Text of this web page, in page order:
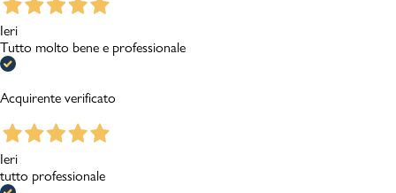
Ieri
Tutto molto bene e professionale
Acquirente verificato
Ieri
tutto professionale